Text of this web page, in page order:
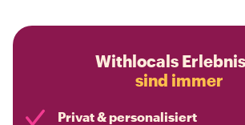
Withlocals
sind immer
Privat & personalisiert